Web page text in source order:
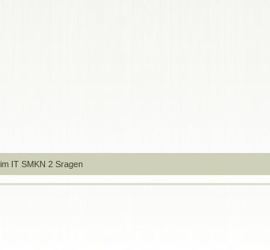
IT SMKN 2 Sragen